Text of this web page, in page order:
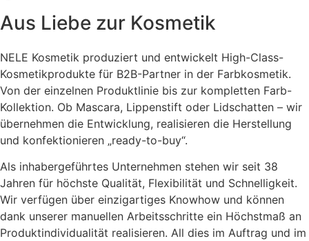
Aus Liebe zur Kosmetik
NELE Kosmetik produziert und entwickelt High-Class-
Kosmetikprodukte für B2B-Partner in der Farbkosmetik.
Von der einzelnen Produktlinie bis zur kompletten Farb-
Kollektion. Ob Mascara, Lippenstift oder Lidschatten – wir
übernehmen die Entwicklung, realisieren die Herstellung
und konfektionieren „ready-to-buy“.
Als inhabergeführtes Unternehmen stehen wir seit 38
Jahren für höchste Qualität, Flexibilität und Schnelligkeit.
Wir verfügen über einzigartiges Knowhow und können
dank unserer manuellen Arbeitsschritte ein Höchstmaß an
Produktindividualität realisieren. All dies im Auftrag und im